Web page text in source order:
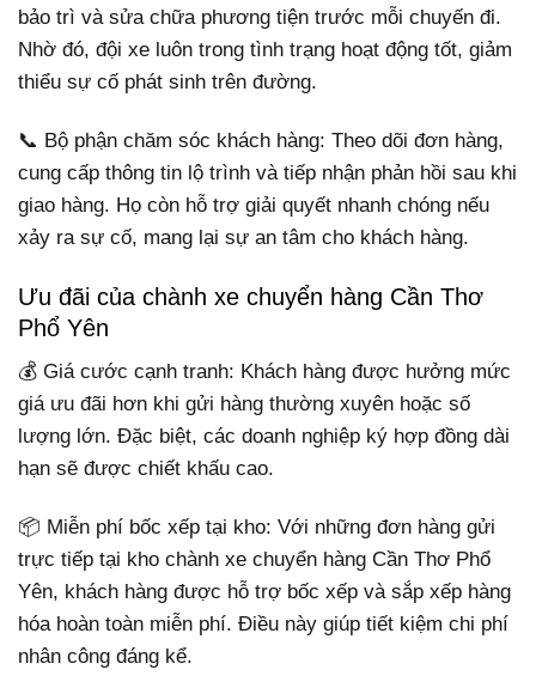
bảo trì và sửa chữa phương tiện trước mỗi chuyến đi.
Nhờ đó, đội xe luôn trong tình trạng hoạt động tốt, giảm
thiểu sự cố phát sinh trên đường.
📞 Bộ phận chăm sóc khách hàng: Theo dõi đơn hàng,
cung cấp thông tin lộ trình và tiếp nhận phản hồi sau khi
giao hàng. Họ còn hỗ trợ giải quyết nhanh chóng nếu
xảy ra sự cố, mang lại sự an tâm cho khách hàng.
Ưu đãi của chành xe chuyển hàng Cần Thơ
Phổ Yên
💰 Giá cước cạnh tranh: Khách hàng được hưởng mức
giá ưu đãi hơn khi gửi hàng thường xuyên hoặc số
lượng lớn. Đặc biệt, các doanh nghiệp ký hợp đồng dài
hạn sẽ được chiết khấu cao.
📦 Miễn phí bốc xếp tại kho: Với những đơn hàng gửi
trực tiếp tại kho chành xe chuyển hàng Cần Thơ Phổ
Yên, khách hàng được hỗ trợ bốc xếp và sắp xếp hàng
hóa hoàn toàn miễn phí. Điều này giúp tiết kiệm chi phí
nhân công đáng kể.